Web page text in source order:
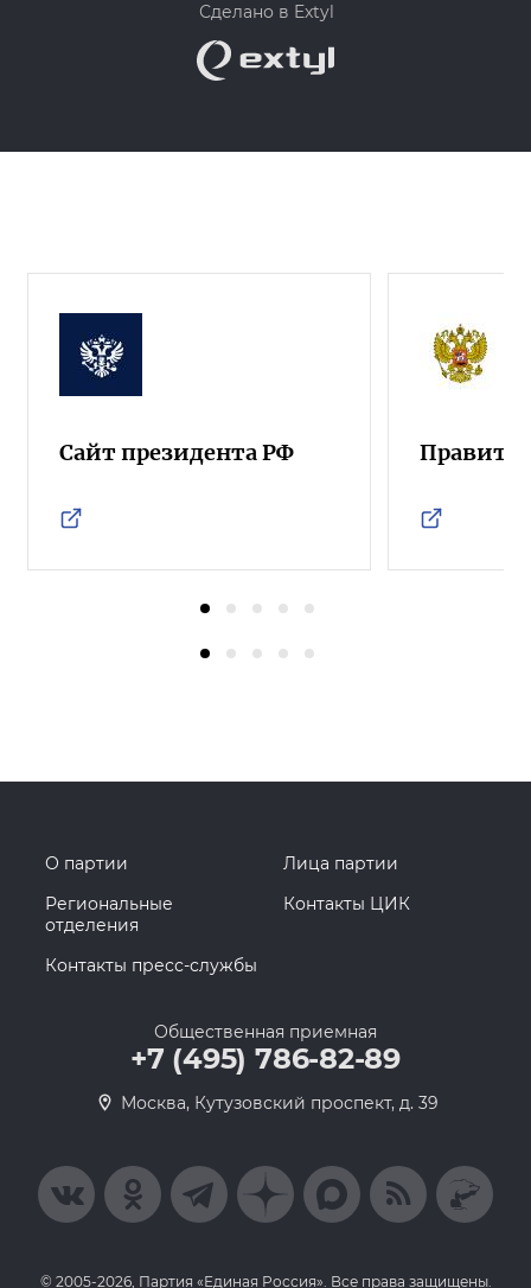
Сделано в Extyl
Сайт президента РФ
О партии
Лица партии
Региональные
отделения
Контакты ЦИК
Контакты пресс-службы
Общественная приемная
+7 (495) 786-82-89
Москва, Кутузовский проспект, д. 39
© 2005-2026, Партия «Единая Россия». Все права защищены.